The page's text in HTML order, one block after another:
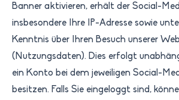
Banner aktivieren, erhält der Social-
insbesondere Ihre IP-Adresse sowie
Kenntnis über Ihren Besuch unserer
(Nutzungsdaten). Dies erfolgt
ein Konto bei dem jeweiligen Social-
besitzen. Falls Sie eingeloggt sind,